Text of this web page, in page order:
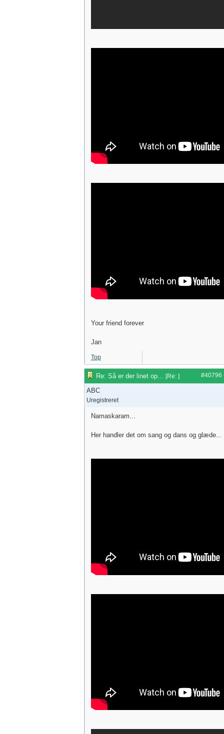
Your friend forever
Jan
Top
#40796
Re: Så er der linet op... [Re: ]
ABC
Uregistreret
Namaskaram...
Her handler det om sang og dans og glæde...